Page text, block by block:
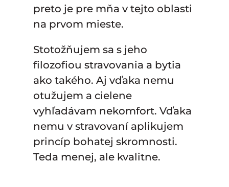
preto je pre mňa v tejto oblasti
na prvom mieste.
Stotožňujem sa s jeho
filozofiou stravovania a bytia
ako takého. Aj vďaka nemu
otužujem a cielene
vyhľadávam nekomfort. Vďaka
nemu v stravovaní aplikujem
princíp bohatej skromnosti.
Teda menej, ale kvalitne.